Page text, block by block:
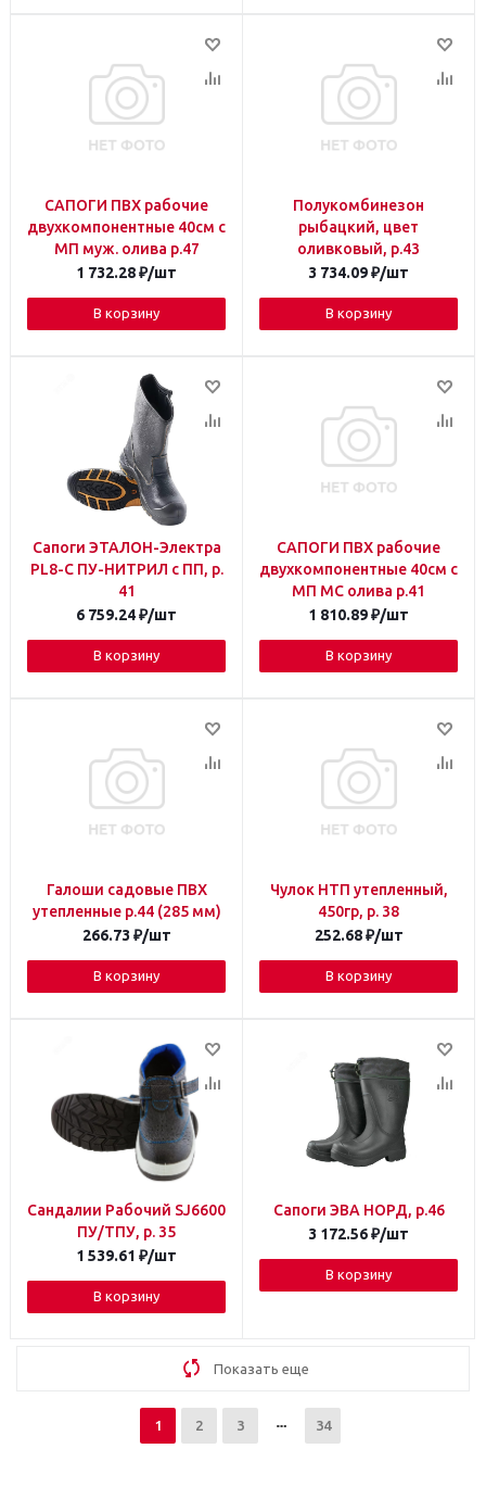
САПОГИ ПВХ рабочие
двухкомпонентные 40см с
МП муж. олива р.47
1 732.28₽/шт
В корзину
Полукомбинезон
рыбацкий, цвет
оливковый, р.43
3 734.09₽/шт
В корзину
Сапоги ЭТАЛОН-Электра
PL8-C ПУ-НИТРИЛ с ПП, р.
41
6 759.24₽/шт
В корзину
САПОГИ ПВХ рабочие
двухкомпонентные 40см с
МП МС олива р.41
1 810.89₽/шт
В корзину
Галоши садовые ПВХ
утепленные р.44 (285 мм)
266.73 ₽/шт
В корзину
Чулок НТП утепленный,
450гр, р. 38
252.68₽/шт
В корзину
Сандалии Рабочий SJ6600
ПУ/ТПУ, р. 35
1 539.61 ₽/шт
В корзину
Сапоги ЭВА НОРД, р.46
3 172.56₽/шт
В корзину
Показать еще
1 2 3 34